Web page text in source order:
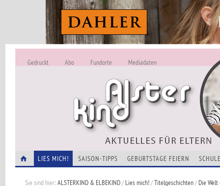
ALSTERKIND -
Alles Neu
Gedruckt Abo Fundorte Mediadaten
LIES MICH! SAISON-TIPPS GEBURTSTAGE FEIERN
Sie sind hier:ALSTERKIND & ELBEKIND/Lies mich!/Titelgeschichten/Die